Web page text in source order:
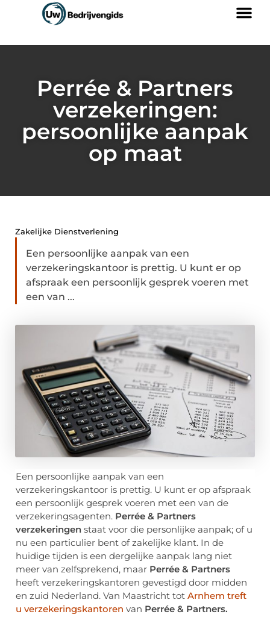
Perrée & Partners
verzekeringen:
persoonlijke aanpak
op maat
Zakelijke Dienstverlening
Een persoonlijke aanpak van een
verzekeringskantoor is prettig. U kunt er op
afspraak een persoonlijk gesprek voeren met
een van ...
Een persoonlijke aanpak van een
verzekeringskantoor is prettig. U kunt er op afspraak
een persoonlijk gesprek voeren met een van de
verzekeringsagenten. Perrée & Partners
verzekeringen staat voor die personlijke aanpak; of u
nu een particulier bent of zakelijke klant. In de
huidige tijden is een dergelijke aanpak lang niet
meer van zelfsprekend, maar Perrée & Partners
heeft verzekeringskantoren gevestigd door midden
en zuid Nederland. Van Maastricht tot Arnhem treft
u verzekeringskantoren van Perrée & Partners.